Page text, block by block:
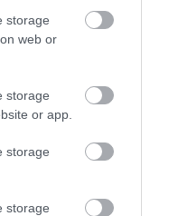
storage
web or
storage
or app.
storage
storage
07|Környék ügye
KIALAKULHATNAK
07|Mindenki ügye